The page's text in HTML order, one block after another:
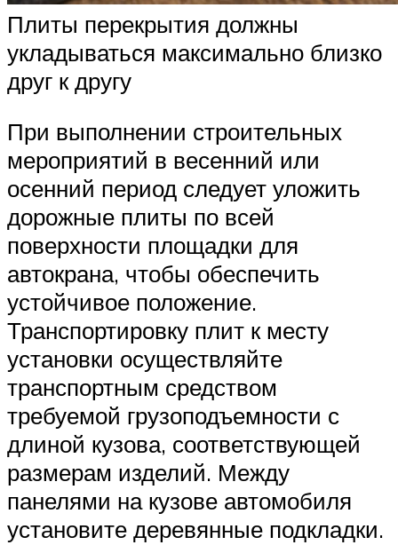
Плиты перекрытия должны
укладываться максимально близко
друг к другу
При выполнении строительных
мероприятий в весенний или
осенний период следует уложить
дорожные плиты по всей
поверхности площадки для
автокрана, чтобы обеспечить
устойчивое положение.
Транспортировку плит к месту
установки осуществляйте
транспортным средством
требуемой грузоподъемности с
длиной кузова, соответствующей
размерам изделий. Между
панелями на кузове автомобиля
установите деревянные подкладки.